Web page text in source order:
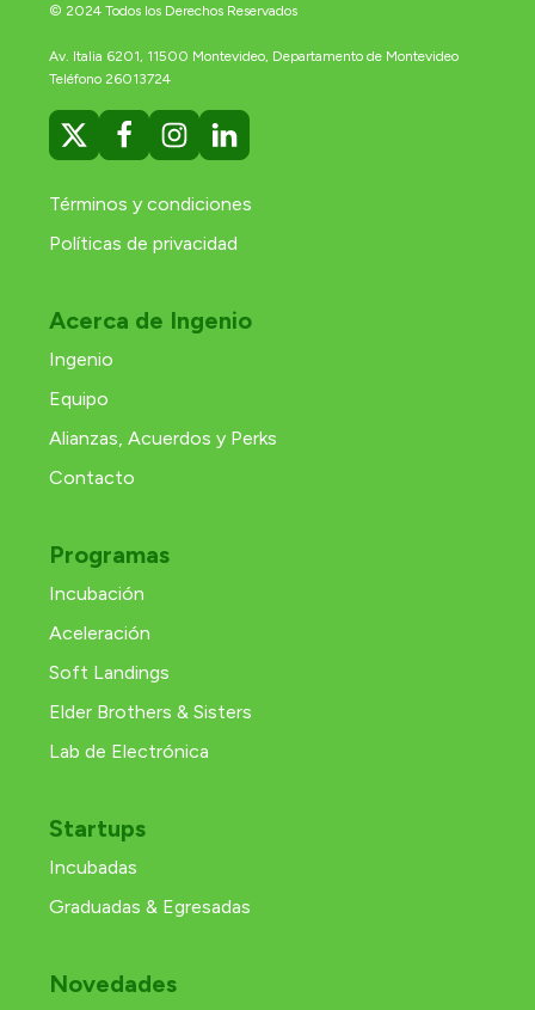
© 2024 Todos los Derechos Reservados
Av. Italia 6201, 11500 Montevideo, Departamento de Montevideo
Teléfono 26013724
Términos y condiciones
Políticas de privacidad
Acerca de Ingenio
Ingenio
Equipo
Alianzas, Acuerdos y Perks
Contacto
Programas
Incubación
Aceleración
Soft Landings
Elder Brothers & Sisters
Lab de Electrónica
Startups
Incubadas
Graduadas & Egresadas
Novedades